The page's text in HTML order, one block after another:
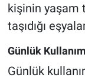
kişinin yaşam
taşıdığı
Günlük
Günlük